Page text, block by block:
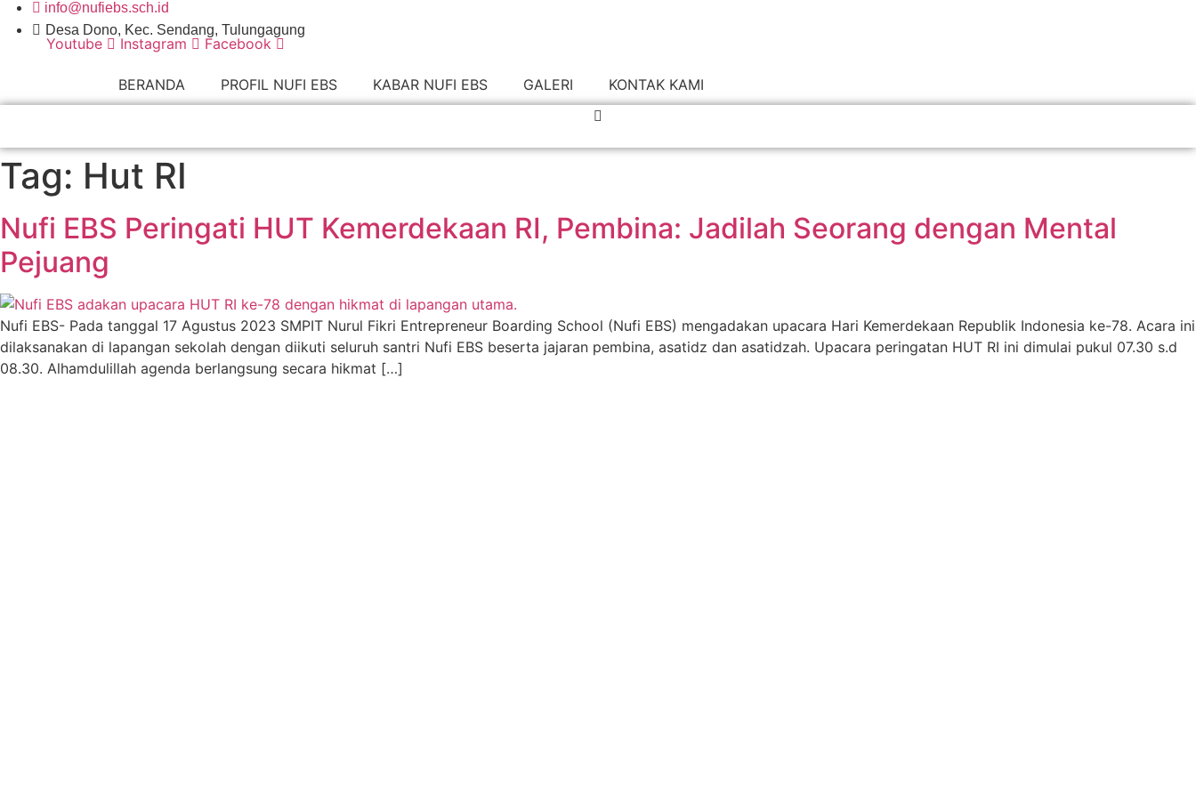
Skip
content
info@nufiebs.sch.id
Desa Dono, Kec. Sendang, Tulungagung
Youtube Instagram Facebook
BERANDA PROFIL NUFI EBS KABAR NUFI EBS GALERI KONTAK KAMI
Tag: Hut RI
Nufi EBS Peringati HUT Kemerdekaan RI, Pembina: Jadilah Seorang dengan Mental
Pejuang
Nufi EBS- Pada tanggal 17 Agustus 2023 SMPIT Nurul Fikri Entrepreneur Boarding School (Nufi EBS) mengadakan upacara Hari Kemerdekaan Republik Indonesia ke-78. Acara ini
dilaksanakan di lapangan sekolah dengan diikuti seluruh santri Nufi EBS beserta jajaran pembina, asatidz dan asatidzah. Upacara peringatan HUT RI ini dimulai pukul 07.30 s.d
08.30. Alhamdulillah agenda berlangsung secara hikmat […]